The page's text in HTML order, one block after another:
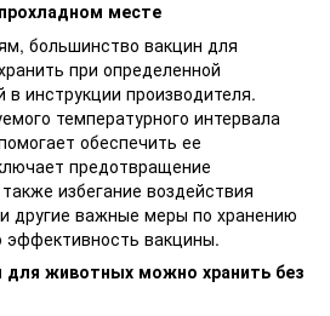
месте
большинство вакцин для
при определенной
в инструкции производителя.
температурного интервала
обеспечить ее
предотвращение
избегание воздействия
другие важные меры по хранению
вакцины.
для животных можно хранить без